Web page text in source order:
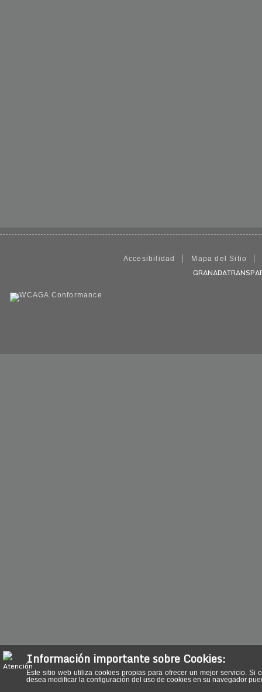
Información importante sobre Cookies:
Este sitio web utiliza cookies propias para ofrecer un mejor servicio.
desea modificar la configuración del uso de cookies en su navegador
Accesibilidad Mapa del Sitio